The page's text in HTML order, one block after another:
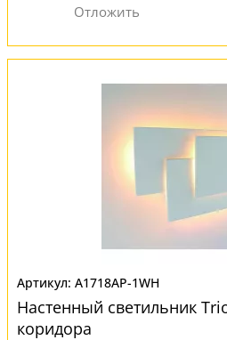
A1718AP-1WH
Настенный светильник
коридора